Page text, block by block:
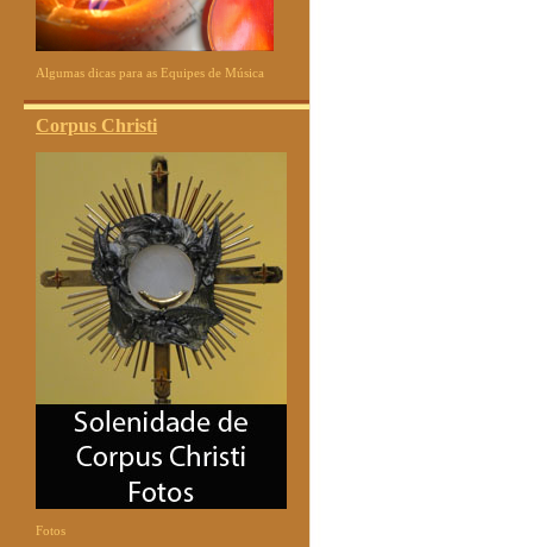
Algumas dicas para as Equipes de Música
Corpus Christi
Fotos